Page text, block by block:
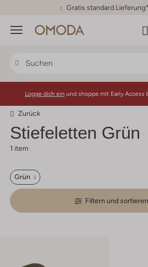
30 Tage Rückgaberecht
Menü
Logge dich ein und shoppe mit Early Access
Zurück
Stiefeletten Grün
1 item
Grün
Filtern und sortieren